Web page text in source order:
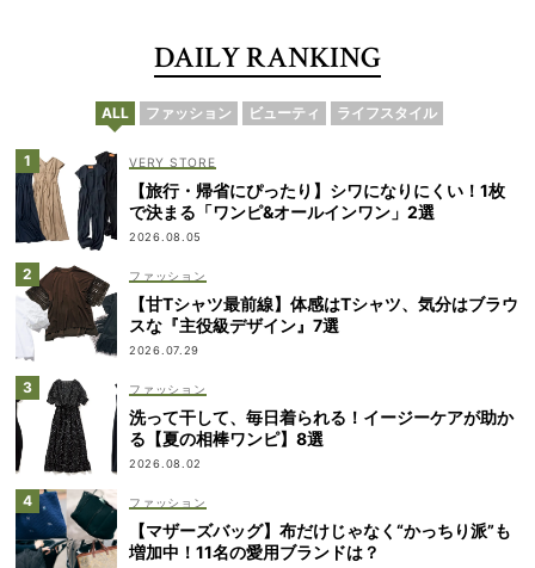
DAILY RANKING
ALL ファッション ビューティ ライフスタイル
VERY STORE
【旅行・帰省にぴったり】シワになりにくい！1枚
で決まる「ワンピ&オールインワン」2選
2026.08.05
ファッション
【甘Tシャツ最前線】体感はTシャツ、気分はブラウ
スな『主役級デザイン』7選
2026.07.29
ファッション
洗って干して、毎日着られる！イージーケアが助か
る【夏の相棒ワンピ】8選
2026.08.02
ファッション
【マザーズバッグ】布だけじゃなく“かっちり派”も
増加中！11名の愛用ブランドは？